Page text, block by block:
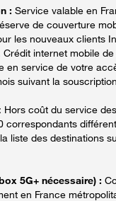
: Service valable en
de couverture
les nouveaux clients
internet mobile
en service de votre
suivant la
: Hors coût du service
correspondants
liste des destinations
5G+ nécessaire) :
en France